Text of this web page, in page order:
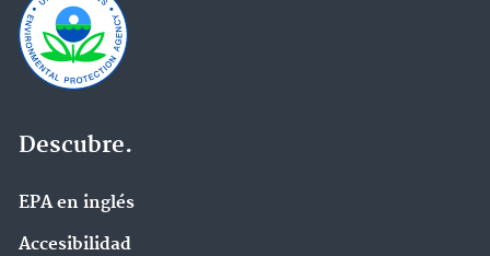
Descubre.
EPA en ingl‌és
Accesibilidad